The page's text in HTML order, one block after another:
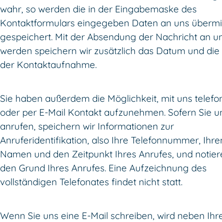
wahr, so werden die in der Eingabemaske des
Kontaktformulars eingegeben Daten an uns
gespeichert. Mit der Absendung der Nachricht an
werden speichern wir zusätzlich das Datum und die
der Kontaktaufnahme.
Sie haben außerdem die Möglichkeit, mit uns
oder per E-Mail Kontakt aufzunehmen. Sofern Sie
anrufen, speichern wir Informationen zur
Anruferidentifikation, also Ihre Telefonnummer,
Namen und den Zeitpunkt Ihres Anrufes, und
den Grund Ihres Anrufes. Eine Aufzeichnung des
vollständigen Telefonates findet nicht statt.
Wenn Sie uns eine E-Mail schreiben, wird neben